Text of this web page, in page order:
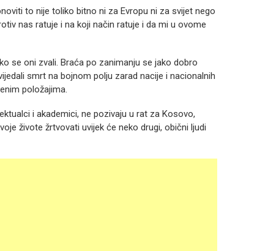
to nije toliko bitno ni za Evropu ni za svijet nego
nas ratuje i na koji način ratuje i da mi u ovome
se oni zvali. Braća po zanimanju se jako dobro
smrt na bojnom polju zarad nacije i nacionalnih
položajima.
i akademici, ne pozivaju u rat za Kosovo,
živote žrtvovati uvijek će neko drugi, obični ljudi